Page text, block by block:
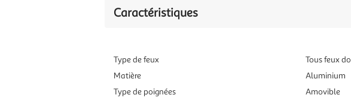
Caractéristiques
Type de feux
Tous feux
Matière
Aluminium
Type de poignées
Amovible